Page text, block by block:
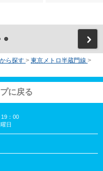
ら探す > 東京メトロ半蔵門線 >
に戻る
：00
日